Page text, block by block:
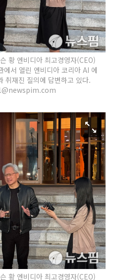
황 엔비디아 최고경영자(CEO)
서 열린 엔비디아 코리아 AI 에
취재진 질의에 답변하고 있다.
황 엔비디아 최고경영자(CEO)